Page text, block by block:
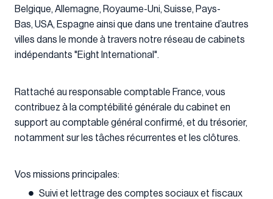
Belgique, Allemagne, Royaume-Uni, Suisse, Pays-
Bas, USA, Espagne ainsi que dans une trentaine d’autres
villes dans le monde à travers notre réseau de cabinets
indépendants "Eight International".
Rattaché au responsable comptable France, vous
contribuez à la comptébilité générale du cabinet en
support au comptable général confirmé, et du trésorier,
notamment sur les tâches récurrentes et les clôtures.
Vos missions principales:
Suivi et lettrage des comptes sociaux et fiscaux